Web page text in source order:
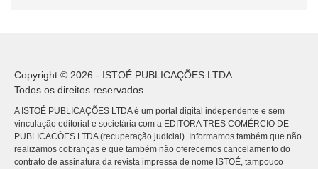
Copyright © 2026 - ISTOÉ PUBLICAÇÕES LTDA
Todos os direitos reservados.
A ISTOÉ PUBLICAÇÕES LTDA é um portal digital independente e sem
vinculação editorial e societária com a EDITORA TRES COMÉRCIO DE
PUBLICACÕES LTDA (recuperação judicial). Informamos também que não
realizamos cobranças e que também não oferecemos cancelamento do
contrato de assinatura da revista impressa de nome ISTOÉ, tampouco